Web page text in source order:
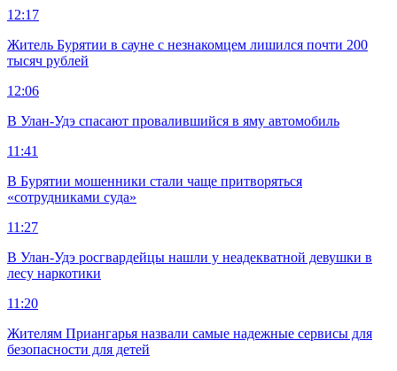
12:17
Житель Бурятии в сауне с незнакомцем лишился почти 200
тысяч рублей
12:06
В Улан-Удэ спасают провалившийся в яму автомобиль
11:41
В Бурятии мошенники стали чаще притворяться
«сотрудниками суда»
11:27
В Улан-Удэ росгвардейцы нашли у неадекватной девушки в
лесу наркотики
11:20
Жителям Приангарья назвали самые надежные сервисы для
безопасности для детей